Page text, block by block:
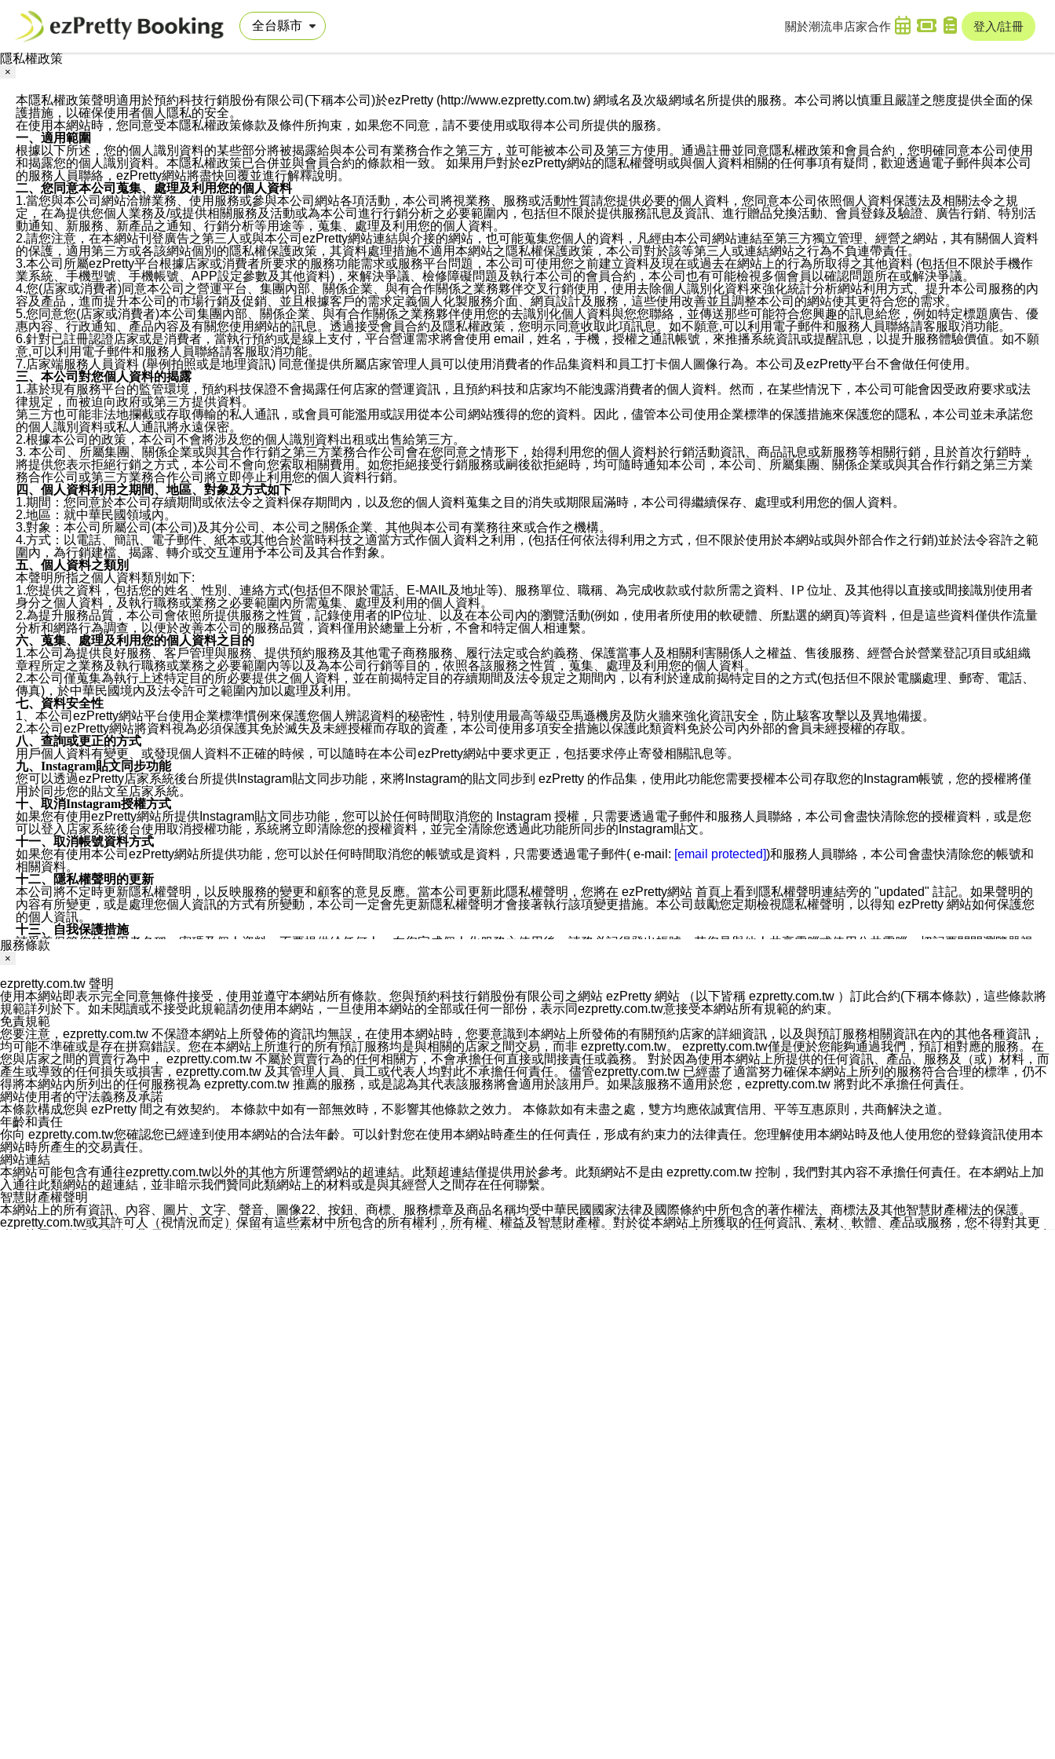
關於潮流串 店家合作 登入/註冊
隱私權政策
×
本隱私權政策聲明適用於預約科技行銷股份有限公司(下稱本公司)於ezPretty (http://www.ezpretty.com.tw) 網域名及次級網域名所提供的服務。本公司將以慎重且嚴謹之態度提供全面的保
護措施，以確保使用者個人隱私的安全。
在使用本網站時，您同意受本隱私權政策條款及條件所拘束，如果您不同意，請不要使用或取得本公司所提供的服務。
一、適用範圍
根據以下所述，您的個人識別資料的某些部分將被揭露給與本公司有業務合作之第三方，並可能被本公司及第三方使用。通過註冊並同意隱私權政策和會員合約，您明確同意本公司使用
和揭露您的個人識別資料。本隱私權政策已合併並與會員合約的條款相一致。 如果用戶對於ezPretty網站的隱私權聲明或與個人資料相關的任何事項有疑問，歡迎透過電子郵件與本公司
的服務人員聯絡，ezPretty網站將盡快回覆並進行解釋說明。
二、您同意本公司蒐集、處理及利用您的個人資料
1.當您與本公司網站洽辦業務、使用服務或參與本公司網站各項活動，本公司將視業務、服務或活動性質請您提供必要的個人資料，您同意本公司依照個人資料保護法及相關法令之規
定，在為提供您個人業務及/或提供相關服務及活動或為本公司進行行銷分析之必要範圍內，包括但不限於提供服務訊息及資訊、進行贈品兌換活動、會員登錄及驗證、廣告行銷、特別活
動通知、新服務、新產品之通知、行銷分析等用途等，蒐集、處理及利用您的個人資料。
2.請您注意，在本網站刊登廣告之第三人或與本公司ezPretty網站連結與介接的網站，也可能蒐集您個人的資料，凡經由本公司網站連結至第三方獨立管理、經營之網站，其有關個人資料
的保護，適用第三方或各該網站個別的隱私權保護政策，其資料處理措施不適用本網站之隱私權保護政策，本公司對於該等第三人或連結網站之行為不負連帶責任。
3.本公司所屬ezPretty平台根據店家或消費者所要求的服務功能需求或服務平台問題，本公司可使用您之前建立資料及現在或過去在網站上的行為所取得之其他資料 (包括但不限於手機作
業系統、手機型號、手機帳號、APP設定參數及其他資料)，來解決爭議、檢修障礙問題及執行本公司的會員合約，本公司也有可能檢視多個會員以確認問題所在或解決爭議。
4.您(店家或消費者)同意本公司之營運平台、集團內部、關係企業、與有合作關係之業務夥伴交叉行銷使用，使用去除個人識別化資料來強化統計分析網站利用方式、提升本公司服務的內
容及產品，進而提升本公司的市場行銷及促銷、並且根據客戶的需求定義個人化製服務介面、網頁設計及服務，這些使用改善並且調整本公司的網站使其更符合您的需求。
5.您同意您(店家或消費者)本公司集團內部、關係企業、與有合作關係之業務夥伴使用您的去識別化個人資料與您您聯絡，並傳送那些可能符合您興趣的訊息給您，例如特定標題廣告、優
惠內容、行政通知、產品內容及有關您使用網站的訊息。透過接受會員合約及隱私權政策，您明示同意收取此項訊息。如不願意,可以利用電子郵件和服務人員聯絡請客服取消功能。
6.針對已註冊認證店家或是消費者，當執行預約或是線上支付，平台營運需求將會使用 email，姓名，手機，授權之通訊帳號，來推播系統資訊或提醒訊息，以提升服務體驗價值。如不願
意,可以利用電子郵件和服務人員聯絡請客服取消功能。
7.店家端服務人員資料 (舉例拍照或是地理資訊) 同意僅提供所屬店家管理人員可以使用消費者的作品集資料和員工打卡個人圖像行為。本公司及ezPretty平台不會做任何使用。
三、本公司對您個人資料的揭露
1.基於現有服務平台的監管環境，預約科技保證不會揭露任何店家的營運資訊，且預約科技和店家均不能洩露消費者的個人資料。然而，在某些情況下，本公司可能會因受政府要求或法
律規定，而被迫向政府或第三方提供資料。
第三方也可能非法地攔截或存取傳輸的私人通訊，或會員可能濫用或誤用從本公司網站獲得的您的資料。因此，儘管本公司使用企業標準的保護措施來保護您的隱私，本公司並未承諾您
的個人識別資料或私人通訊將永遠保密。
2.根據本公司的政策，本公司不會將涉及您的個人識別資料出租或出售給第三方。
3. 本公司、所屬集團、關係企業或與其合作行銷之第三方業務合作公司會在您同意之情形下，始得利用您的個人資料於行銷活動資訊、商品訊息或新服務等相關行銷，且於首次行銷時，
將提供您表示拒絕行銷之方式，本公司不會向您索取相關費用。如您拒絕接受行銷服務或嗣後欲拒絕時，均可隨時通知本公司，本公司、所屬集團、關係企業或與其合作行銷之第三方業
務合作公司或第三方業務合作公司將立即停止利用您的個人資料行銷。
四、個人資料利用之期間、地區、對象及方式如下
1.期間：您同意於本公司存續期間或依法令之資料保存期間內，以及您的個人資料蒐集之目的消失或期限屆滿時，本公司得繼續保存、處理或利用您的個人資料。
2.地區：就中華民國領域內。
3.對象：本公司所屬公司(本公司)及其分公司、本公司之關係企業、其他與本公司有業務往來或合作之機構。
4.方式：以電話、簡訊、電子郵件、紙本或其他合於當時科技之適當方式作個人資料之利用，(包括任何依法得利用之方式，但不限於使用於本網站或與外部合作之行銷)並於法令容許之範
圍內，為行銷建檔、揭露、轉介或交互運用予本公司及其合作對象。
五、個人資料之類別
本聲明所指之個人資料類別如下:
1.您提供之資料，包括您的姓名、性別、連絡方式(包括但不限於電話、E-MAIL及地址等)、服務單位、職稱、為完成收款或付款所需之資料、IＰ位址、及其他得以直接或間接識別使用者
身分之個人資料，及執行職務或業務之必要範圍內所需蒐集、處理及利用的個人資料。
2.為提升服務品質，本公司會依照所提供服務之性質，記錄使用者的IP位址、以及在本公司內的瀏覽活動(例如，使用者所使用的軟硬體、所點選的網頁)等資料，但是這些資料僅供作流量
分析和網路行為調查，以便於改善本公司的服務品質，資料僅用於總量上分析，不會和特定個人相連繫。
六、蒐集、處理及利用您的個人資料之目的
1.本公司為提供良好服務、客戶管理與服務、提供預約服務及其他電子商務服務、履行法定或合約義務、保護當事人及相關利害關係人之權益、售後服務、經營合於營業登記項目或組織
章程所定之業務及執行職務或業務之必要範圍內等以及為本公司行銷等目的，依照各該服務之性質，蒐集、處理及利用您的個人資料。
2.本公司僅蒐集為執行上述特定目的所必要提供之個人資料，並在前揭特定目的存續期間及法令規定之期間內，以有利於達成前揭特定目的之方式(包括但不限於電腦處理、郵寄、電話、
傳真)，於中華民國境內及法令許可之範圍內加以處理及利用。
七、資料安全性
1、本公司ezPretty網站平台使用企業標準慣例來保護您個人辨認資料的秘密性，特別使用最高等級亞馬遜機房及防火牆來強化資訊安全，防止駭客攻擊以及異地備援。
2.本公司ezPretty網站將資料視為必須保護其免於滅失及未經授權而存取的資產，本公司使用多項安全措施以保護此類資料免於公司內外部的會員未經授權的存取。
八、查詢或更正的方式
用戶個人資料有變更、或發現個人資料不正確的時候，可以隨時在本公司ezPretty網站中要求更正，包括要求停止寄發相關訊息等。
九、Instagram貼文同步功能
您可以透過ezPretty店家系統後台所提供Instagram貼文同步功能，來將Instagram的貼文同步到 ezPretty 的作品集，使用此功能您需要授權本公司存取您的Instagram帳號，您的授權將僅
用於同步您的貼文至店家系統。
十、取消Instagram授權方式
如果您有使用ezPretty網站所提供Instagram貼文同步功能，您可以於任何時間取消您的 Instagram 授權，只需要透過電子郵件和服務人員聯絡，本公司會盡快清除您的授權資料，或是您
可以登入店家系統後台使用取消授權功能，系統將立即清除您的授權資料，並完全清除您透過此功能所同步的Instagram貼文。
十一、取消帳號資料方式
如果您有使用本公司ezPretty網站所提供功能，您可以於任何時間取消您的帳號或是資料，只需要透過電子郵件( e-mail: [email protected])和服務人員聯絡，本公司會盡快清除您的帳號和
相關資料。
十二、隱私權聲明的更新
本公司將不定時更新隱私權聲明，以反映服務的變更和顧客的意見反應。當本公司更新此隱私權聲明，您將在 ezPretty網站 首頁上看到隱私權聲明連結旁的 "updated" 註記。如果聲明的
內容有所變更，或是處理您個人資訊的方式有所變動，本公司一定會先更新隱私權聲明才會接著執行該項變更措施。本公司鼓勵您定期檢視隱私權聲明，以得知 ezPretty 網站如何保護您
的個人資訊。
十三、自我保護措施
請妥善保管您的使用者名稱、密碼及個人資料，不要提供給任何人。在您完成個人化服務之使用後，請務必記得登出帳號。若您是與他人共享電腦或使用公共電腦，切記要關閉瀏覽器視
窗，以防止他人讀取您的個人資料、信件或進入所機關管理區。
您同意本公司網站，透過您所提供的郵件地址與您取得聯絡並傳送或宣傳本網站各項服務之資料或電子郵件供您參考。您能依照該資料或電子郵件所指示之方法、說明或功能連結，隨時
停止接收這些資料或電子郵件。
十五、訊息通知
本公司/本服務將以通知型訊息傳送重要訊息給您。即使未加入本公司/本服務好友，您仍可接收到通知型訊息。
本公司/本服務傳送之通知型訊息以對您有效且重要的訊息為限，以廣告或其他目的的訊息皆不會被傳送。滿足以下三個條件者，將可收到通知型訊息。
1.LINE 帳號設定的電話號碼與本公司/本服務所傳來的電話號碼比對相符。
2.該 LINE 帳號已在 LINE APP 設定中，同意接收通知型訊息。
3.LINE 帳號未封鎖傳送訊息之 LINE 官方帳號。
欲變更通知型訊息的設定，操作如下：
1.點選「主頁」＞「設定」
2.點選「隱私設定」
3.點選「提供使用資料」
4.點選「LINE通知型訊息」
5.開關「接收LINE通知型訊息」
❗️關閉「接收通知型訊息」後，將不會接收到來自任何企業官方帳號或認證官方帳號的通知型訊息。
服務條款
×
ezpretty.com.tw 聲明
使用本網站即表示完全同意無條件接受，使用並遵守本網站所有條款。您與預約科技行銷股份有限公司之網站 ezPretty 網站 （以下皆稱 ezpretty.com.tw ）訂此合約(下稱本條款)，這些條款將
規範詳列於下。如未閱讀或不接受此規範請勿使用本網站，一旦使用本網站的全部或任何一部份，表示同ezpretty.com.tw意接受本網站所有規範的約束。
免責規範
您要注意，ezpretty.com.tw 不保證本網站上所發佈的資訊均無誤，在使用本網站時，您要意識到本網站上所發佈的有關預約店家的詳細資訊，以及與預訂服務相關資訊在內的其他各種資訊，
均可能不準確或是存在拼寫錯誤。您在本網站上所進行的所有預訂服務均是與相關的店家之間交易，而非 ezpretty.com.tw。 ezpretty.com.tw僅是便於您能夠通過我們，預訂相對應的服務。在
您與店家之間的買賣行為中， ezpretty.com.tw 不屬於買賣行為的任何相關方，不會承擔任何直接或間接責任或義務。 對於因為使用本網站上所提供的任何資訊、產品、服務及（或）材料，而
產生或導致的任何損失或損害，ezpretty.com.tw 及其管理人員、員工或代表人均對此不承擔任何責任。 儘管ezpretty.com.tw 已經盡了適當努力確保本網站上所列的服務符合合理的標準，仍不
得將本網站內所列出的任何服務視為 ezpretty.com.tw 推薦的服務，或是認為其代表該服務將會適用於該用戶。如果該服務不適用於您，ezpretty.com.tw 將對此不承擔任何責任。
網站使用者的守法義務及承諾
本條款構成您與 ezPretty 間之有效契約。 本條款中如有一部無效時，不影響其他條款之效力。 本條款如有未盡之處，雙方均應依誠實信用、平等互惠原則，共商解決之道。
年齡和責任
你向 ezpretty.com.tw您確認您已經達到使用本網站的合法年齡。可以針對您在使用本網站時產生的任何責任，形成有約束力的法律責任。您理解使用本網站時及他人使用您的登錄資訊使用本
網站時所產生的交易責任。
網站連結
本網站可能包含有通往ezpretty.com.tw以外的其他方所運營網站的超連結。此類超連結僅提供用於參考。此類網站不是由 ezpretty.com.tw 控制，我們對其內容不承擔任何責任。在本網站上加
入通往此類網站的超連結，並非暗示我們贊同此類網站上的材料或是與其經營人之間存在任何聯繫。
智慧財產權聲明
本網站上的所有資訊、內容、圖片、文字、聲音、圖像22、按鈕、商標、服務標章及商品名稱均受中華民國國家法律及國際條約中所包含的著作權法、商標法及其他智慧財產權法的保護。
ezpretty.com.tw或其許可人（視情況而定）保留有這些素材中所包含的所有權利，所有權、權益及智慧財產權。對於從本網站上所獲取的任何資訊、素材、軟體、產品或服務，您不得對其更